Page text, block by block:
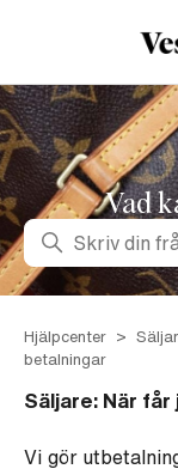
Vad
Sök
Hjälpcenter
betalningar
Säljare: När
Vi gör